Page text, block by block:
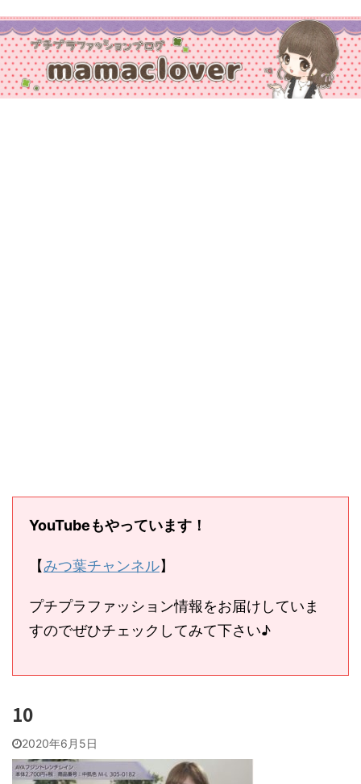
YouTubeもやっています！
【みつ葉チャンネル】
プチプラファッション情報をお届けしていま
すのでぜひチェックしてみて下さい♪
10
2020年6月5日